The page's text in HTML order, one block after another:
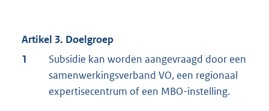
Artikel 3. Doelgroep
1
Subsidie kan worden aangevraagd door een
samenwerkingsverband VO, een regionaal
expertisecentrum of een MBO-instelling.